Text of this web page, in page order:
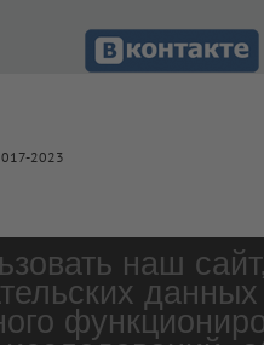
2023
наш